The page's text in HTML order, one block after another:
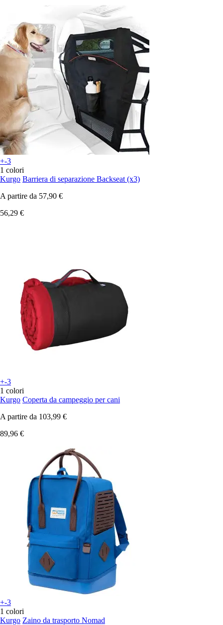
+-3
1 colori
Kurgo Barriera di separazione Backseat (x3)
A partire da 57,90 €
56,29 €
+-3
1 colori
Kurgo Coperta da campeggio per cani
A partire da 103,99 €
89,96 €
+-3
1 colori
Kurgo Zaino da trasporto Nomad